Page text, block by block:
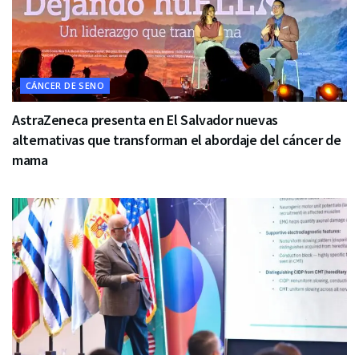
CÁNCER DE SENO
AstraZeneca presenta en El Salvador nuevas
alternativas que transforman el abordaje del cáncer de
mama